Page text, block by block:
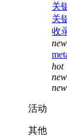
关
关
收
new
hot
new
new
活动
其他